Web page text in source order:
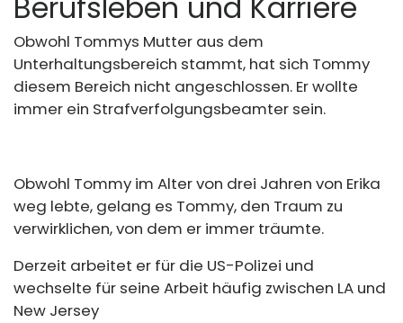
Obwohl Tommys Mutter aus dem
Unterhaltungsbereich stammt, hat sich Tommy
diesem Bereich nicht angeschlossen. Er wollte
immer ein Strafverfolgungsbeamter sein.
Obwohl Tommy im Alter von drei Jahren von Erika
weg lebte, gelang es Tommy, den Traum zu
verwirklichen, von dem er immer träumte.
Derzeit arbeitet er für die US-Polizei und
wechselte für seine Arbeit häufig zwischen LA und
New Jersey